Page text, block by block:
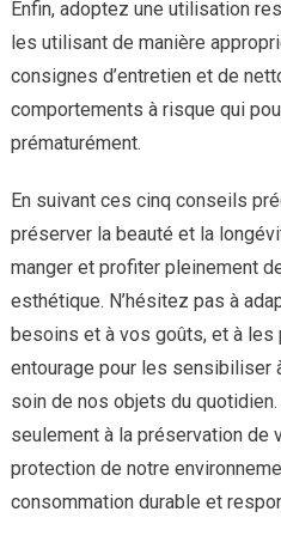
Enfin, adoptez une utilisation
les utilisant de manière
consignes d’entretien et de
comportements à risque qui
prématurément.
En suivant ces cinq conseils
préserver la beauté et la
manger et profiter pleinement
esthétique. N’hésitez pas à
besoins et à vos goûts, et à les
entourage pour les sensibiliser
soin de nos objets du
seulement à la préservation de
protection de notre
consommation durable et